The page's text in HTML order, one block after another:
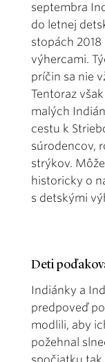
septembra
do letnej
stopách
výhercami.
príčin sa nie
Tentoraz
malých
cestu k
súrodencov,
strýkov.
historicky o
s detskými
Deti
Indiánky a
predpoveď
modlili, aby
požehnal